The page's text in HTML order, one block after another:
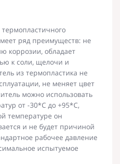
ряд преимуществ: не
коррозии, обладает
к соли, щелочи и
из термопластика не
не меняет цвет
можно использовать
от -30*C до +95*C,
температуре он
и не будет причиной
рабочее давление
испытуемое